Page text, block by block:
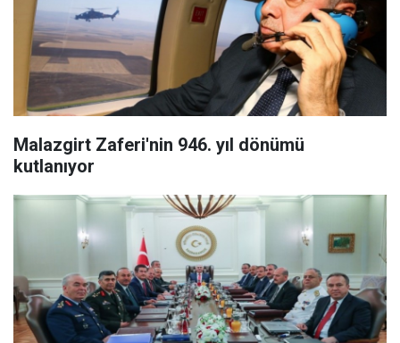
Malazgirt Zaferi'nin 946. yıl dönümü
kutlanıyor